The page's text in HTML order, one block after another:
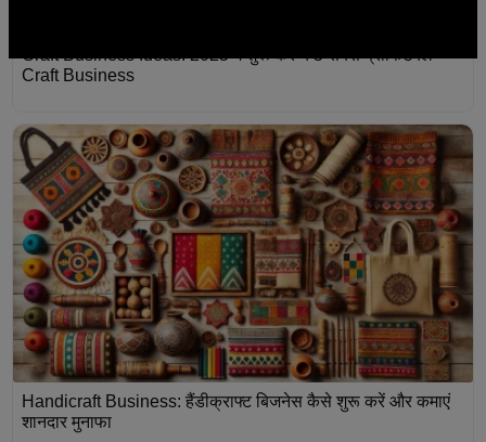
Craft Business Ideas: 2025 में शुरू करें ये 5 सबसे प्रॉफिटेबल
Craft Business
Handicraft Business: हैंडीक्राफ्ट बिजनेस कैसे शुरू करें और कमाएं
शानदार मुनाफा